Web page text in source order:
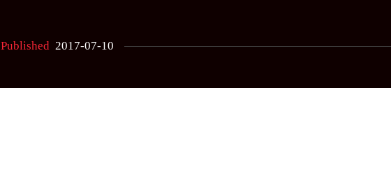
Published 2017-07-10